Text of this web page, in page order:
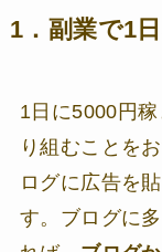
1．副業で1
1日に5000円
り組むことを
ログに広告を
す。ブログに